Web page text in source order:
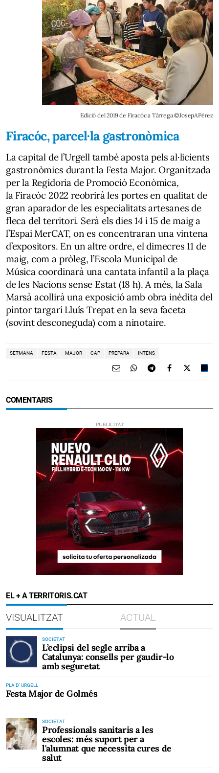
Edició del 2019 de Firacóc a Tàrrega ©JosepAPérez
Firacóc, parcel·la gastronòmica
La capital de l’Urgell també aposta pels al·licients
gastronòmics durant la Festa Major. Organitzada
per la Regidoria de Promoció Econòmica,
la Firacóc 2022 reobrirà les portes en qualitat de
gran aparador de les especialitats artesanes de
fleca del territori. Serà els dies 14 i 15 de maig a
l’Espai MerCAT, on es concentraran una vintena
d’expositors. En un altre ordre, el dimecres 11 de
maig, com a pròleg,l’Escola Municipal de
Músicacoordinarà una cantata infantil a la plaça
de les Nacions sense Estat (18 h). A més, la Sala
Marsà acollirà una exposició amb obra inèdita del
pintor targarí Lluís Trepaten la seva faceta
(sovint desconeguda) com a ninotaire.
SETMANA FESTA MAJOR CAP PREPARA INTENS
COMENTARIS
EL + A TERRITORIS.CAT
VISUALITZAT ACTUAL
SOCIETAT
L’eclipsi del segle arriba a
Catalunya: consells per gaudir-lo
amb seguretat
PLA D' URGELL
Festa Major de Golmés
SOCIETAT
Professionals sanitaris a les
escoles: més suport per a
l'alumnat que necessita cures de
salut